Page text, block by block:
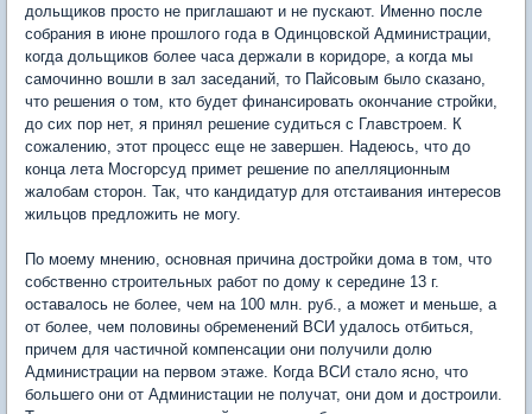
дольщиков просто не приглашают и не пускают. Именно после
собрания в июне прошлого года в Одинцовской Администрации,
когда дольщиков более часа держали в коридоре, а когда мы
самочинно вошли в зал заседаний, то Пайсовым было сказано,
что решения о том, кто будет финансировать окончание стройки,
до сих пор нет, я принял решение судиться с Главстроем. К
сожалению, этот процесс еще не завершен. Надеюсь, что до
конца лета Мосгорсуд примет решение по апелляционным
жалобам сторон. Так, что кандидатур для отстаивания интересов
жильцов предложить не могу.
По моему мнению, основная причина достройки дома в том, что
собственно строительных работ по дому к середине 13 г.
оставалось не более, чем на 100 млн. руб., а может и меньше, а
от более, чем половины обременений ВСИ удалось отбиться,
причем для частичной компенсации они получили долю
Администрации на первом этаже. Когда ВСИ стало ясно, что
большего они от Администации не получат, они дом и достроили.